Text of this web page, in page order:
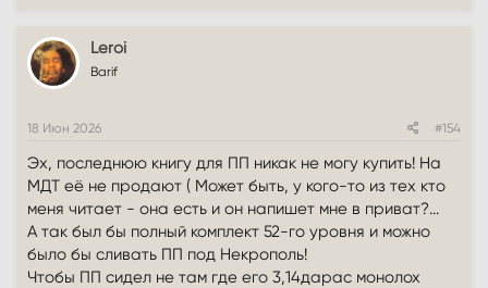
Leroi
Barif
18 Июн 2026 #154
Эх, последнюю книгу для ПП никак не могу купить! На
МДТ её не продают ( Может быть, у кого-то из тех кто
меня читает - она есть и он напишет мне в приват?...
А так был бы полный комплект 52-го уровня и можно
было бы сливать ПП под Некрополь!
Чтобы ПП сидел не там где его 3,14дарас монолох